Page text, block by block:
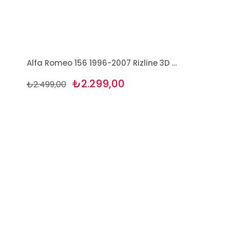
Alfa Romeo 156 1996-2007 Rizline 3D Havuzlu Paspas
₺2.299,00
₺2.499,00